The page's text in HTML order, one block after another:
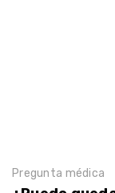
Pregunta médica